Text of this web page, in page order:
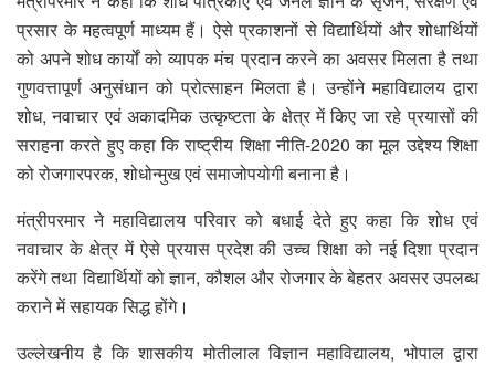
प्रसार के महत्वपूर्ण माध्यम हैं। ऐसे प्रकाशनों से विद्यार्थियों और शोधार्थियों
को अपने शोध कार्यों को व्यापक मंच प्रदान करने का अवसर मिलता है तथा
गुणवत्तापूर्ण अनुसंधान को प्रोत्साहन मिलता है। उन्होंने महाविद्यालय द्वारा
शोध, नवाचार एवं अकादमिक उत्कृष्टता के क्षेत्र में किए जा रहे प्रयासों की
सराहना करते हुए कहा कि राष्ट्रीय शिक्षा नीति-2020 का मूल उद्देश्य शिक्षा
को रोजगारपरक, शोधोन्मुख एवं समाजोपयोगी बनाना है।
मंत्रीपरमार ने महाविद्यालय परिवार को बधाई देते हुए कहा कि शोध एवं
नवाचार के क्षेत्र में ऐसे प्रयास प्रदेश की उच्च शिक्षा को नई दिशा प्रदान
करेंगे तथा विद्यार्थियों को ज्ञान, कौशल और रोजगार के बेहतर अवसर उपलब्ध
कराने में सहायक सिद्ध होंगे।
उल्लेखनीय है कि शासकीय मोतीलाल विज्ञान महाविद्यालय, भोपाल द्वारा